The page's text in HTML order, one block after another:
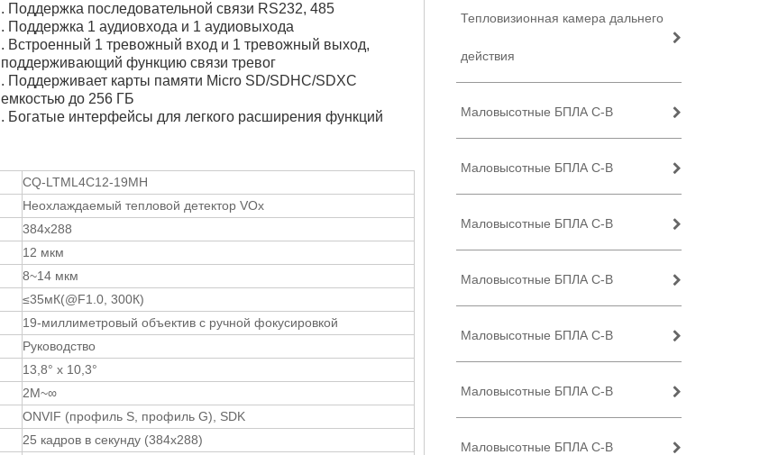
. Поддержка последовательной связи RS232, 485
. Поддержка 1 аудиовхода и 1 аудиовыхода
. Встроенный 1 тревожный вход и 1 тревожный выход,
поддерживающий функцию связи тревог
. Поддерживает карты памяти Micro SD/SDHC/SDXC
емкостью до 256 ГБ
. Богатые интерфейсы для легкого расширения функций
CQ-LTML4C12-19MH
Неохлаждаемый тепловой детектор VOx
384x288
12 мкм
8~14 мкм
≤35мК(@F1.0, 300К)
19-миллиметровый объектив с ручной фокусировкой
Руководство
13,8° х 10,3°
2М~∞
ONVIF (профиль S, профиль G), SDK
25 кадров в секунду (384x288)
Тепловизионная камера дальнего
действия
Маловысотные БПЛА C-B
Маловысотные БПЛА C-B
Маловысотные БПЛА C-B
Маловысотные БПЛА C-B
Маловысотные БПЛА C-B
Маловысотные БПЛА C-B
Маловысотные БПЛА C-B